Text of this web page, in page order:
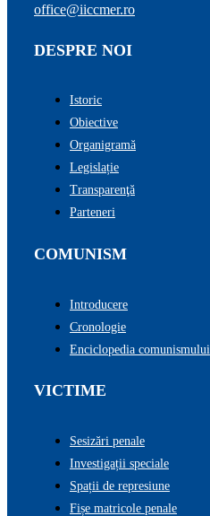
office@iiccmer.ro
DESPRE NOI
Istoric
Obiective
Organigramă
Legislație
Transparenţă
Parteneri
COMUNISM
Introducere
Cronologie
Enciclopedia comunismului
VICTIME
Sesizări penale
Investigații speciale
Spații de represiune
Fișe matricole penale